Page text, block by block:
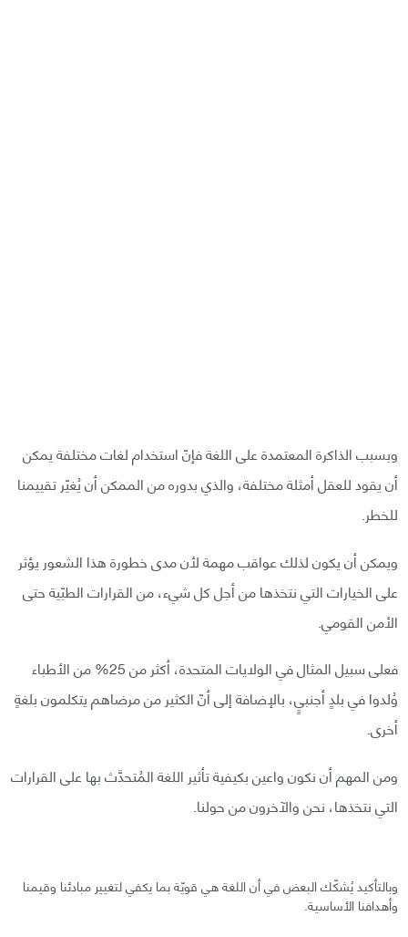
وبسبب الذاكرة المعتمدة على اللغة فإنّ استخدام لغات مختلفة يمكن
أن يقود للعقل أمثلة مختلفة، والذي بدوره من الممكن أن يُغيّر تقييمنا
للخطر.
ويمكن أن يكون لذلك عواقب مهمة لأن مدى خطورة هذا الشعور يؤثر
على الخيارات التي نتخذها من أجل كل شيء، من القرارات الطبّية حتى
الأمن القومي.
فعلى سبيل المثال في الولايات المتحدة، أكثر من 25% من الأطباء
وُلدوا في بلدٍ أجنبيٍ، بالإضافة إلى أنّ الكثير من مرضاهم يتكلمون بلغةٍ
أخرى.
ومن المهم أن نكون واعين بكيفية تأثير اللغة المُتحدَّث بها على القرارات
التي نتخذها، نحن والآخرون من حولنا.
وبالتأكيد يُشكّك البعض في أن اللغة هي قويّة بما يكفي لتغيير مبادئنا وقيمنا
وأهدافنا الأساسية.